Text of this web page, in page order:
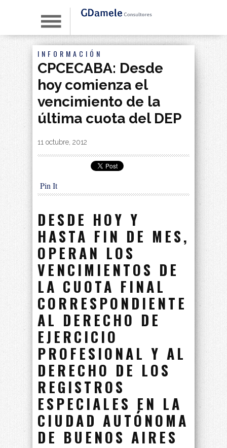
INFORMACIÓN
CPCECABA: Desde
hoy comienza el
vencimiento de la
última cuota del DEP
By|
11 octubre, 2012
Pin It
DESDE HOY Y
HASTA FIN DE MES,
OPERAN LOS
VENCIMIENTOS DE
LA CUOTA FINAL
CORRESPONDIENTE
AL DERECHO DE
EJERCICIO
PROFESIONAL Y AL
DERECHO DE LOS
REGISTROS
ESPECIALES EN LA
CIUDAD AUTÓNOMA
DE BUENOS AIRES